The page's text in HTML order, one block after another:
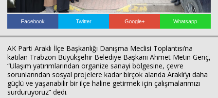
Facebook Twitter Google+ Whatsapp
AK Parti Araklı İlçe Başkanlığı Danışma Meclisi Toplantısı’na
katılan Trabzon Büyükşehir Belediye Başkanı Ahmet Metin Genç,
“Ulaşım yatırımlarından organize sanayi bölgesine, çevre
sorunlarından sosyal projelere kadar birçok alanda Araklı’yı daha
güçlü ve yaşanabilir bir ilçe haline getirmek için çalışmalarımızı
sürdürüyoruz” dedi.